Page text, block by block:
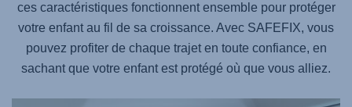
ces caractéristiques fonctionnent ensemble pour protéger
votre enfant au fil de sa croissance. Avec SAFEFIX, vous
pouvez profiter de chaque trajet en toute confiance, en
sachant que votre enfant est protégé où que vous alliez.